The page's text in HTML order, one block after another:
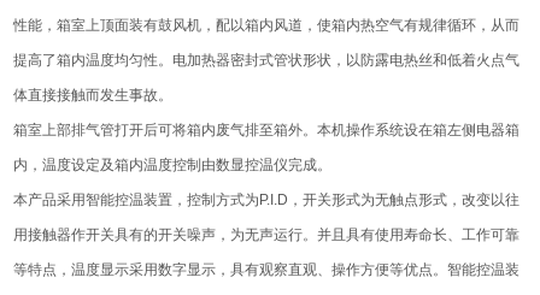
性能，箱室上顶面装有鼓风机，配以箱内风道，使箱内热空气有规律循环，从而
提高了箱内温度均匀性。电加热器密封式管状形状，以防露电热丝和低着火点气
体直接接触而发生事故。
箱室上部排气管打开后可将箱内废气排至箱外。本机操作系统设在箱左侧电器箱
内，温度设定及箱内温度控制由数显控温仪完成。
本产品采用智能控温装置，控制方式为 P.I.D ，开关形式为无触点形式，改变以往
用接触器作开关具有的开关噪声，为无声运行。并且具有使用寿命长、工作可靠
等特点，温度显示采用数字显示，具有观察直观、操作方便等优点。智能控温装